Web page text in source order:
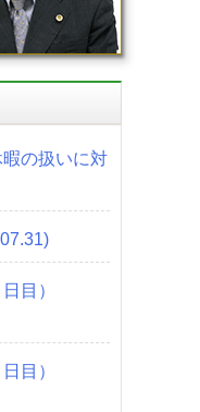
の扱いに対
目）
目）